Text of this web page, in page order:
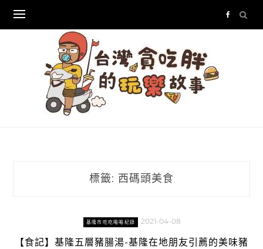
content
標籤: 西碼頭美食
基隆市吃吃喝喝紀錄 2021-04-08
【食記】基隆五層豬腸湯-基隆在地朋友引薦的美味豬